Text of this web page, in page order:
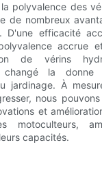
la polyvalence des
de nombreux
D'une efficacité
accrue
de vérins
changé la donne
jardinage. À
nous
et
motoculteurs,
capacités.